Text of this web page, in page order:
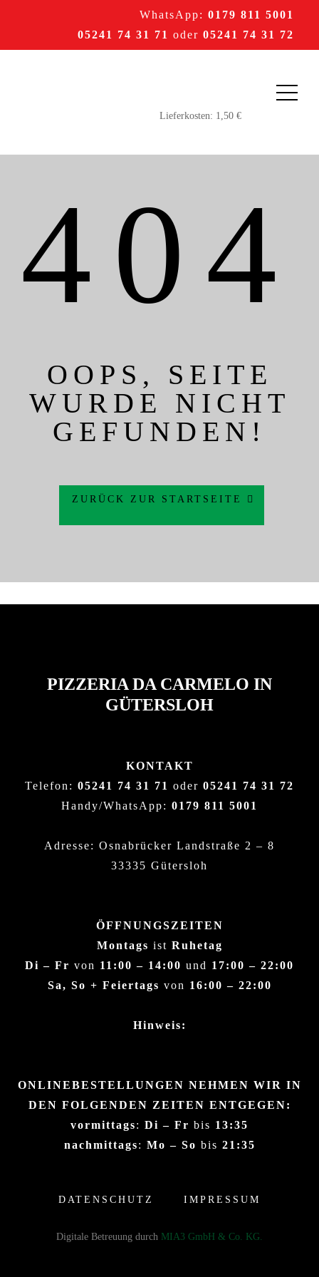
WhatsApp: 0179 811 5001
05241 74 31 71 oder 05241 74 31 72
404
OOPS, SEITE
WURDE NICHT
GEFUNDEN!
ZURÜCK ZUR STARTSEITE
PIZZERIA DA CARMELO IN
GÜTERSLOH
KONTAKT
Telefon: 05241 74 31 71 oder 05241 74 31 72
Handy/WhatsApp: 0179 811 5001
Adresse: Osnabrücker Landstraße 2 – 8
33335 Gütersloh
ÖFFNUNGSZEITEN
Montags ist Ruhetag
Di – Fr von 11:00 – 14:00 und 17:00 – 22:00
Sa, So + Feiertags von 16:00 – 22:00
Hinweis:
ONLINEBESTELLUNGEN NEHMEN WIR IN
DEN FOLGENDEN ZEITEN ENTGEGEN:
vormittags: Di – Fr bis 13:35
nachmittags: Mo – So bis 21:35
DATENSCHUTZ IMPRESSUM
Digitale Betreuung durch MIA3 GmbH & Co. KG.